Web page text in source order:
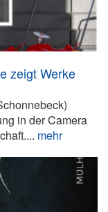
zeigt Werke
in der Camera
mehr